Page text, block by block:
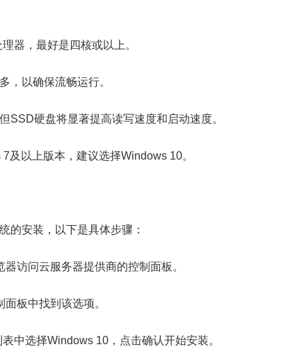
器，最好是四核或以上。
，以确保流畅运行。
SSD硬盘将显著提高读写速度和启动速度。
及以上版本，建议选择Windows 10。
的安装，以下是具体步骤：
器访问云服务器提供商的控制面板。
面板中找到该选项。
表中选择Windows 10，点击确认开始安装。